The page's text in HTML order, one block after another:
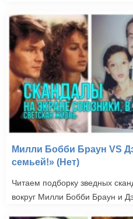
Милли Бобби Браун VS
семьей!» (Нет)
Читаем подборку зведных
вокруг Милли Бобби Браун и